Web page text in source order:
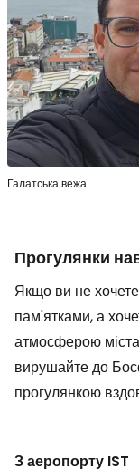
Галатська вежа
Прогулянки
Якщо ви не
пам'ятками, а
атмосферою
вирушайте до
прогулянкою
З аеропорту IST